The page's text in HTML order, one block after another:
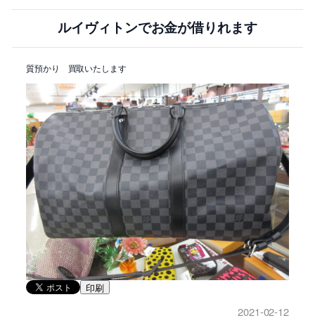
ルイヴィトンでお金が借りれます
質預かり 買取いたします
印刷
2021-02-12